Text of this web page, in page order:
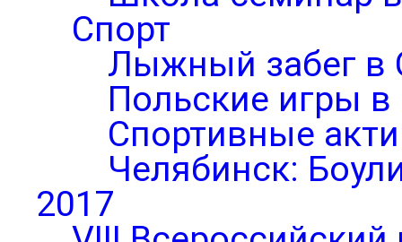
Спорт
Лыжный забег в
Польские игры в
Спортивные
Челябинск:
2017